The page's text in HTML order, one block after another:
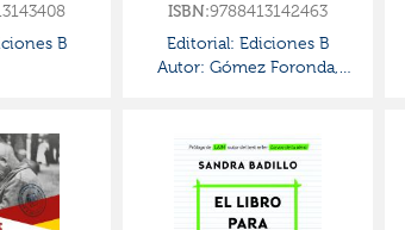
B
ISBN:9788413142463
Editorial: Ediciones B
Autor: Gómez Foronda,